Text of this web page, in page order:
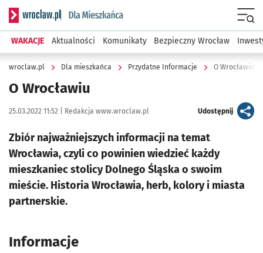
Serwis informacyjny wroclaw.pl podserwis: Dla mieszkańca
WAKACJE Aktualności Komunikaty Bezpieczny Wrocław
wroclaw.pl Dla mieszkańca Przydatne Informacje O Wrocławiu
O Wrocławiu
Data publikacji:
25.03.2022 11:52 | Autor:
Redakcja www.wroclaw.pl Udostępnijartykuł
Zbiór najważniejszych informacji na temat
Wrocławia, czyli co powinien wiedzieć każdy
mieszkaniec stolicy Dolnego Śląska o swoim
mieście. Historia Wrocławia, herb, kolory i miasta
partnerskie.
Informacje